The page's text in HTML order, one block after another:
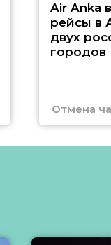
Air Anka
рейсы в
двух
городов
Отмена